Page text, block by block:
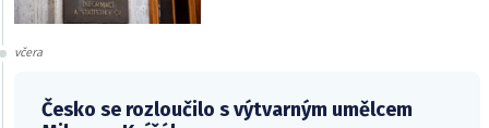
včera
Česko se rozloučilo s výtvarným umělcem